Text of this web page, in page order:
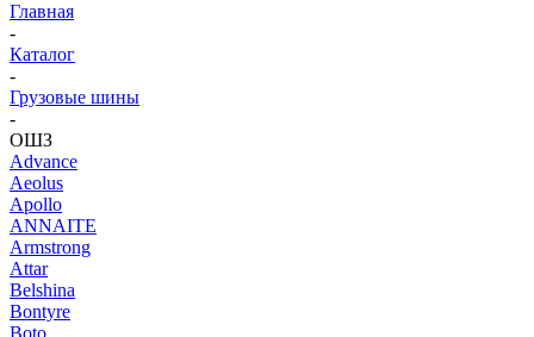
Главная
-
Каталог
-
Грузовые шины
-
ОШЗ
Advance
Aeolus
Apollo
ANNAITE
Armstrong
Attar
Belshina
Bontyre
Boto